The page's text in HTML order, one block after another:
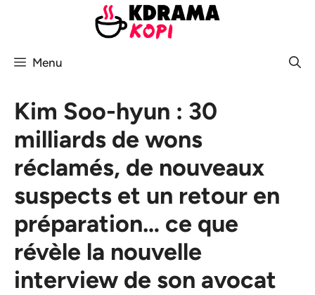
Menu
Kim Soo-hyun : 30
milliards de wons
réclamés, de nouveaux
suspects et un retour en
préparation… ce que
révèle la nouvelle
interview de son avocat